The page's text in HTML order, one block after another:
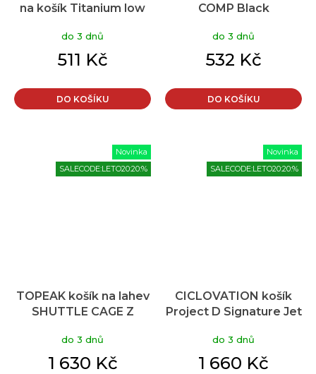
na košík Titanium low
do 3 dnů
511 Kč
DO KOŠÍKU
COMP Black
do 3 dnů
532 Kč
DO KOŠÍKU
Novinka
SALECODE:LETO20:20:%
TOPEAK košík na lahev
SHUTTLE CAGE Z
do 3 dnů
1 630 Kč
Novinka
SALECODE:LETO20:20:%
CICLOVATION košík
Project D Signature Jet
do 3 dnů
1 660 Kč